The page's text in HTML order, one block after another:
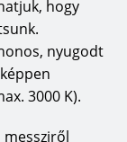
hogy
nyugodt
3000 K).